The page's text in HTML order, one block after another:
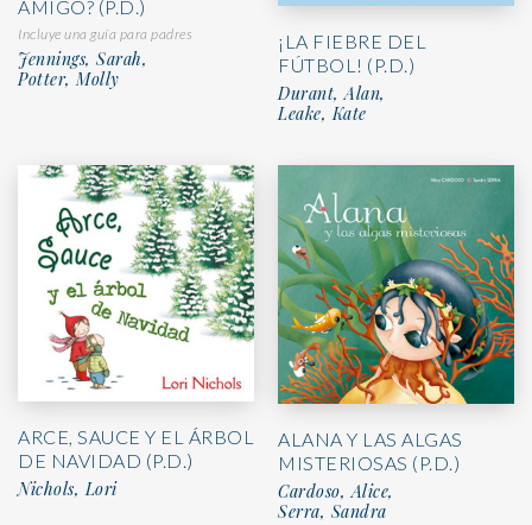
AMIGO? (P.D.)
Incluye una guía para padres
Jennings, Sarah,
Potter, Molly
¡LA FIEBRE DEL
FÚTBOL! (P.D.)
Durant, Alan,
Leake, Kate
ARCE, SAUCE Y EL ÁRBOL
DE NAVIDAD (P.D.)
Nichols, Lori
ALANA Y LAS ALGAS
MISTERIOSAS (P.D.)
Cardoso, Alice,
Serra, Sandra